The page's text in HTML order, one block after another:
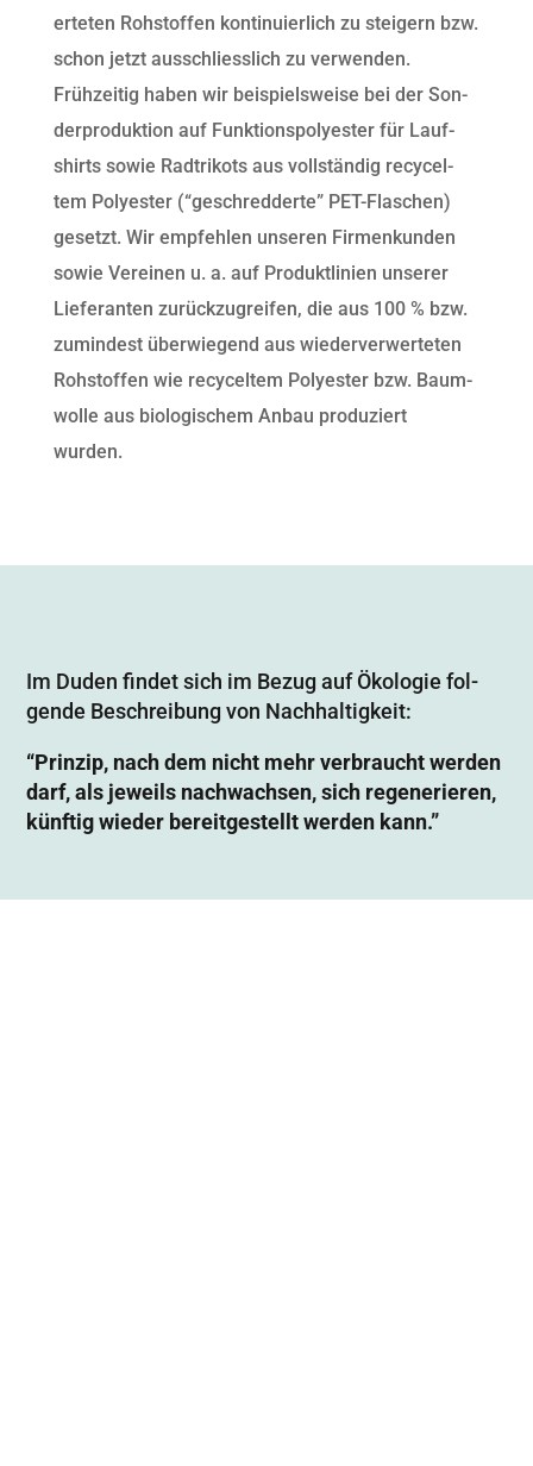
erteten Rohstof­fen kon­tinuier­lich zu steigern bzw.
schon jet­zt auss­chliesslich zu ver­wen­den.
Frühzeit­ig haben wir beispiel­sweise bei der Son­
der­pro­duk­tion auf Funk­tion­spoly­ester für Lauf­
shirts sowie Radtrikots aus voll­ständig recycel­
tem Poly­ester (“geschred­derte” PET-Flaschen)
geset­zt. Wir empfehlen unseren Fir­menkun­den
sowie Vere­inen u. a. auf Pro­duk­tlin­ien unser­er
Liefer­an­ten zurück­zu­greifen, die aus 100 % bzw.
zumin­d­est über­wiegend aus wiederver­w­erteten
Rohstof­fen wie recycel­tem Poly­ester bzw. Baum­
wolle aus biol­o­gis­chem Anbau pro­duziert
wurden.
Im Duden find­et sich im Bezug auf Ökolo­gie fol­
gende Beschrei­bung von Nachhaltigkeit:
“Prinzip, nach dem nicht mehr ver­braucht wer­den
darf, als jew­eils nachwach­sen, sich regener­ieren,
kün­ftig wieder bere­it­gestellt wer­den kann.”